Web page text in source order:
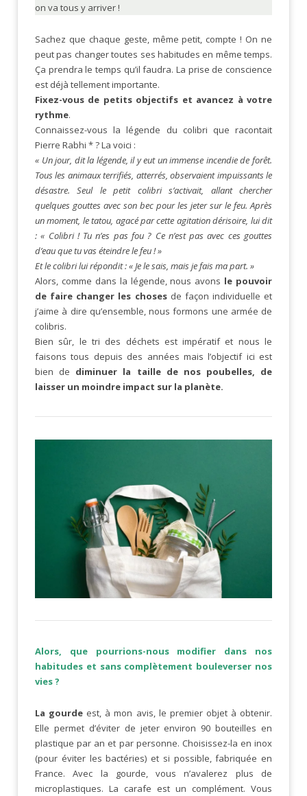
on va tous y arriver !
Sachez que chaque geste, même petit, compte ! On ne
peut pas changer toutes ses habitudes en même temps.
Ça prendra le temps qu’il faudra. La prise de conscience
est déjà tellement importante.
Fixez-vous de petits objectifs et avancez à votre
rythme.
Connaissez-vous la légende du colibri que racontait
Pierre Rabhi * ? La voici :
« Un jour, dit la légende, il y eut un immense incendie de forêt.
Tous les animaux terrifiés, atterrés, observaient impuissants le
désastre. Seul le petit colibri s’activait, allant chercher
quelques gouttes avec son bec pour les jeter sur le feu. Après
un moment, le tatou, agacé par cette agitation dérisoire, lui dit
: « Colibri ! Tu n’es pas fou ? Ce n’est pas avec ces gouttes
d’eau que tu vas éteindre le feu ! »
Et le colibri lui répondit : « Je le sais, mais je fais ma part. »
Alors, comme dans la légende, nous avons le pouvoir
de faire changer les chosesde façon individuelle et
j’aime à dire qu’ensemble, nous formons une armée de
colibris.
Bien sûr, le tri des déchets est impératif et nous le
faisons tous depuis des années mais l’objectif ici est
bien de diminuer la taille de nos poubelles, de
laisser un moindre impact sur la planète.
Alors, que pourrions-nous modifier dans nos
habitudes et sans complètement bouleverser nos
vies ?
La gourde est, à mon avis, le premier objet à obtenir.
Elle permet d’éviter de jeter environ 90 bouteilles en
plastique par an et par personne. Choisissez-la en inox
(pour éviter les bactéries) et si possible, fabriquée en
France. Avec la gourde, vous n’avalerez plus de
microplastiques. La carafe est un complément. Vous